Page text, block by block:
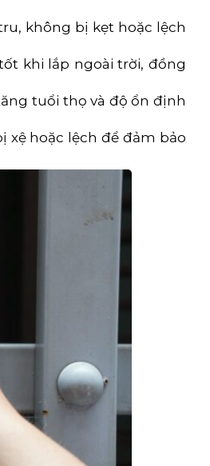
không bị kẹt hoặc lệch
khi lắp ngoài trời, đồng
tuổi thọ và độ ổn định
xệ hoặc lệch để đảm bảo